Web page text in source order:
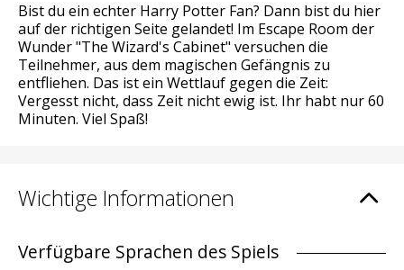
Bist du ein echter Harry Potter Fan? Dann bist du hier
auf der richtigen Seite gelandet! Im Escape Room der
Wunder "The Wizard's Cabinet" versuchen die
Teilnehmer, aus dem magischen Gefängnis zu
entfliehen. Das ist ein Wettlauf gegen die Zeit:
Vergesst nicht, dass Zeit nicht ewig ist. Ihr habt nur 60
Minuten. Viel Spaß!
Wichtige Informationen
Verfügbare Sprachen des Spiels